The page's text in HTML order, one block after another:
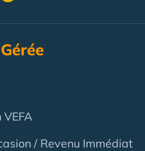
/ Revenu Immédiat